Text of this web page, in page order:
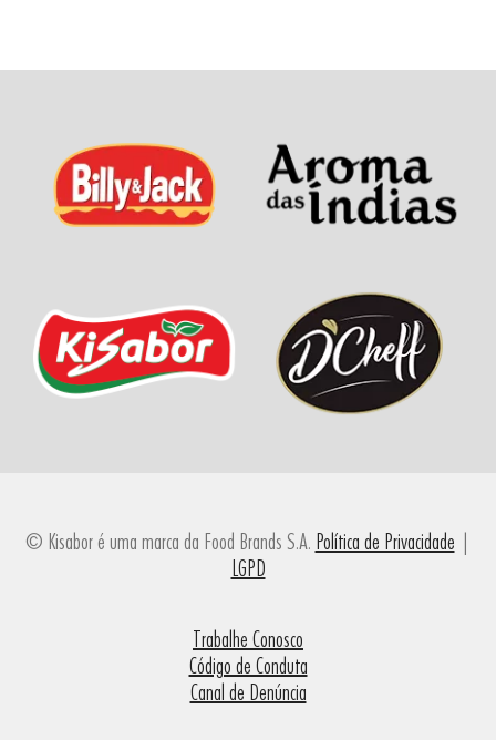
© Kisabor é uma marca da Food Brands S.A. Política de Privacidade |
LGPD
Trabalhe Conosco
Código de Conduta
Canal de Denúncia